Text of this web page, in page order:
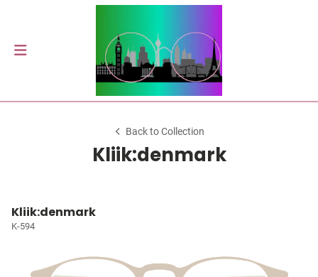
Back to Collection
Kliik:denmark
Kliik:denmark
K-594